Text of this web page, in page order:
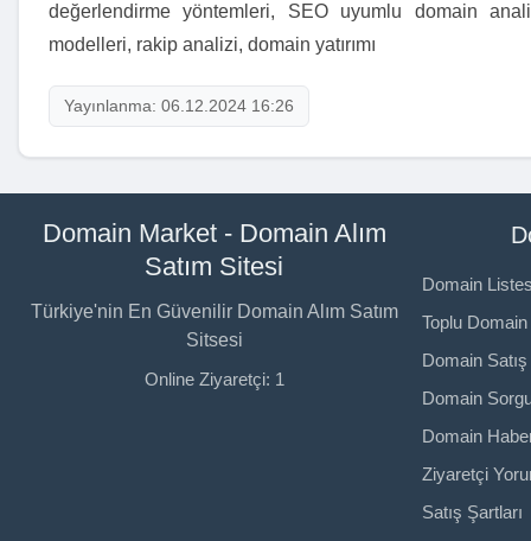
değerlendirme yöntemleri, SEO uyumlu domain
modelleri, rakip analizi, domain yatırımı
Yayınlanma: 06.12.2024 16:26
Domain Market - Domain Alım
Satım Sitesi
Türkiye'nin En Güvenilir Domain Alım Satım
Sitsesi
Online Ziyaretçi: 1
Domain
Toplu Domain
Domain
Domain
Domain
Ziyaretçi
Satış Şartları